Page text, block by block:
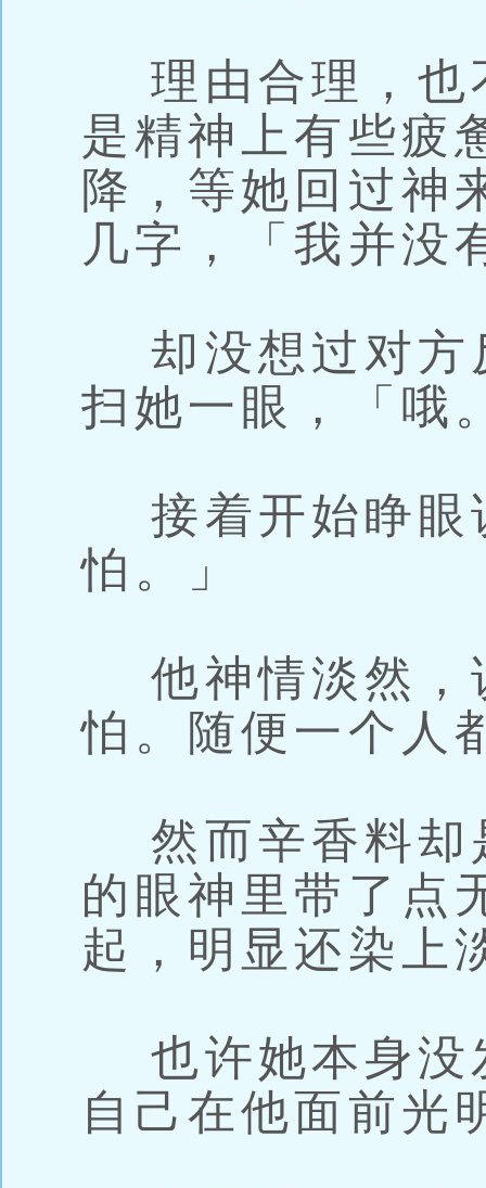
理由合理，也
是精神上有些疲
降，等她回过神
几字，「我并没
却没想过对方
扫她一眼，「哦
接着开始睁眼
怕。」
他神情淡然，
怕。随便一个人
然而辛香料却
的眼神里带了点
起，明显还染上
也许她本身没
自己在他面前光